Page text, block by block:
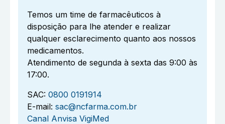
Temos um time de farmacêuticos à
disposição para lhe atender e realizar
qualquer esclarecimento quanto aos nossos
medicamentos.
Atendimento de segunda à sexta das 9:00 às
17:00.
SAC: 0800 0191914
E-mail: sac@ncfarma.com.br
Canal Anvisa VigiMed